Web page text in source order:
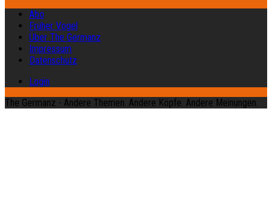
Abo
Früher Vogel
Über The Germanz
Impressum
Datenschutz
Login
The Germanz - Andere Themen. Andere Köpfe. Andere Meinungen.